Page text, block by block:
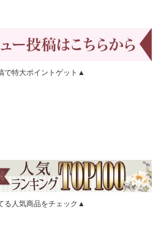
で特大ポイントゲット▲
る人気商品をチェック▲